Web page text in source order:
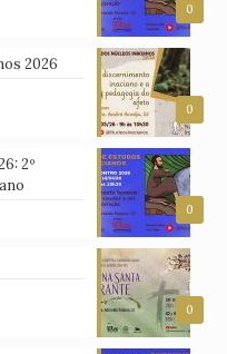
0
0
2026
0
2º
0